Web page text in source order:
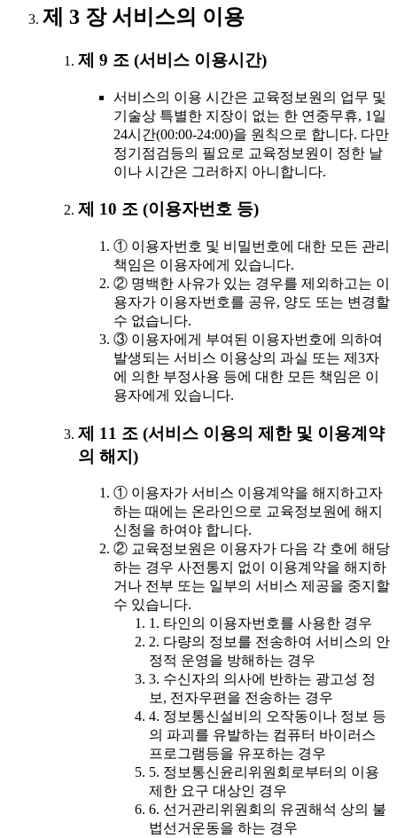
제 3 장 서비스의 이용
제 9 조 (서비스 이용시간)
서비스의 이용 시간은 교육정보원의 업무 및
기술상 특별한 지장이 없는 한 연중무휴, 1일
24시간(00:00-24:00)을 원칙으로 합니다. 다만
정기점검등의 필요로 교육정보원이 정한 날
이나 시간은 그러하지 아니합니다.
제 10 조 (이용자번호 등)
① 이용자번호 및 비밀번호에 대한 모든 관리
책임은 이용자에게 있습니다.
② 명백한 사유가 있는 경우를 제외하고는 이
용자가 이용자번호를 공유, 양도 또는 변경할
수 없습니다.
③ 이용자에게 부여된 이용자번호에 의하여
발생되는 서비스 이용상의 과실 또는 제3자
에 의한 부정사용 등에 대한 모든 책임은 이
용자에게 있습니다.
제 11 조 (서비스 이용의 제한 및 이용계약
의 해지)
① 이용자가 서비스 이용계약을 해지하고자
하는 때에는 온라인으로 교육정보원에 해지
신청을 하여야 합니다.
② 교육정보원은 이용자가 다음 각 호에 해당
하는 경우 사전통지 없이 이용계약을 해지하
거나 전부 또는 일부의 서비스 제공을 중지할
수 있습니다.
1. 타인의 이용자번호를 사용한 경우
2. 다량의 정보를 전송하여 서비스의 안
정적 운영을 방해하는 경우
3. 수신자의 의사에 반하는 광고성 정
보, 전자우편을 전송하는 경우
4. 정보통신설비의 오작동이나 정보 등
의 파괴를 유발하는 컴퓨터 바이러스
프로그램등을 유포하는 경우
5. 정보통신윤리위원회로부터의 이용
제한 요구 대상인 경우
6. 선거관리위원회의 유권해석 상의 불
법선거운동을 하는 경우